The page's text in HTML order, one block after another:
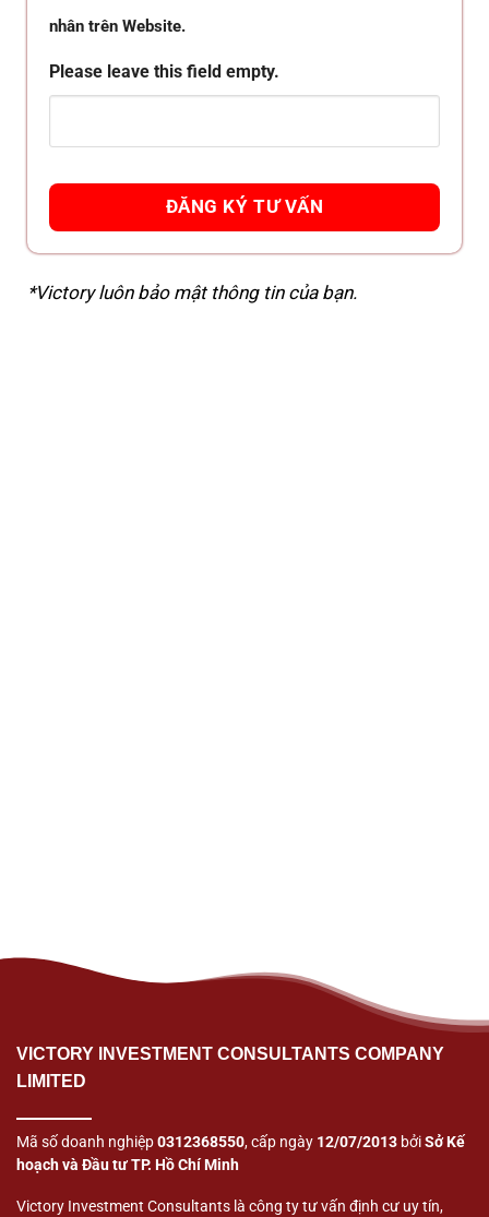
nhân trên Website.
Please leave this field empty.
*Victory luôn bảo mật thông tin của bạn.
VICTORY INVESTMENT CONSULTANTS COMPANY
LIMITED
Mã số doanh nghiệp0312368550, cấp ngày 12/07/2013 bởiSở Kế
hoạch và Đầu tư TP. Hồ Chí Minh
Victory Investment Consultants là công ty tư vấn định cư uy tín,